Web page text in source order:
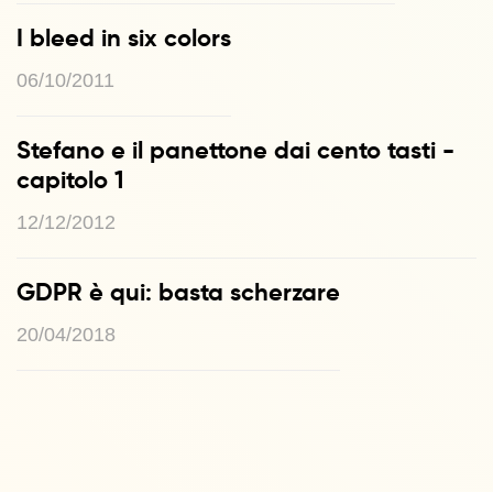
I bleed in six colors
06/10/2011
Stefano e il panettone dai cento tasti -
capitolo 1
12/12/2012
GDPR è qui: basta scherzare
20/04/2018